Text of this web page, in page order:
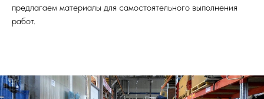
предлагаем материалы для самостоятельного выполнения
работ.